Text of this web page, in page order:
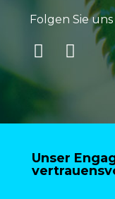
Folgen Sie
Unser